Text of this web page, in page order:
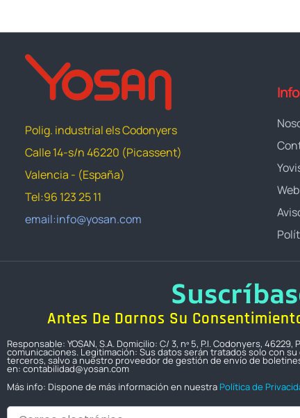
Polig. industrial els Codonyers
Calle 14-s/n 46220 (Picassent)
Valencia - (España)
Tel:96 123 25 11
email:info@yosan.com
Antes De Darnos Su
Responsable: YOSAN, S.A. Domicilio: C/ 3, nº 5, P.I. Codonyers,
comunicaciones. Legitimación: Sus datos serán tratados solo con
terceros, salvo a nuestro proveedor de gestión de envío de
en: contabilidad@yosan.com
Más info: Dispone de más información en nuestra Política de